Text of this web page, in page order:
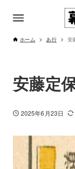
ホーム あ行 安
安藤定
2025年6月23日